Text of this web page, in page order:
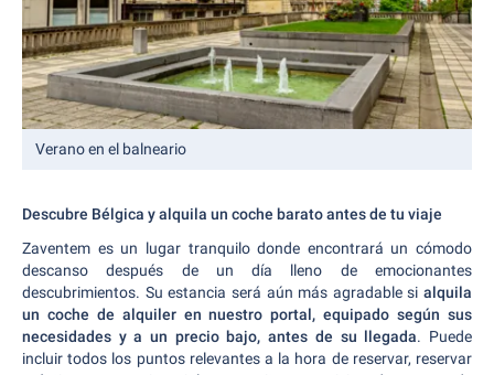
Verano en el balneario
Descubre Bélgica y alquila un coche barato antes de tu viaje
Zaventem es un lugar tranquilo donde encontrará un cómodo
descanso después de un día lleno de emocionantes
descubrimientos. Su estancia será aún más agradable si alquila
un coche de alquiler en nuestro portal, equipado según sus
necesidades y a un precio bajo, antes de su llegada. Puede
incluir todos los puntos relevantes a la hora de reservar, reservar